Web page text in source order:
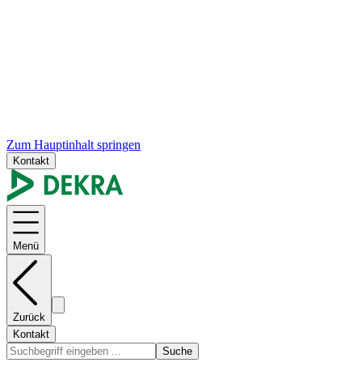
Zum Hauptinhalt springen
Kontakt
Menü
Zurück
Kontakt
Suche